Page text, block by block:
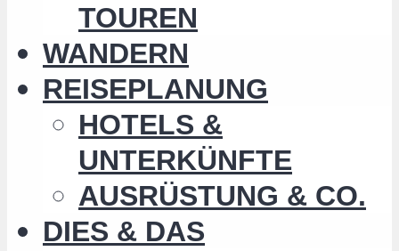
TOUREN
WANDERN
REISEPLANUNG
HOTELS &
UNTERKÜNFTE
AUSRÜSTUNG & CO.
DIES & DAS